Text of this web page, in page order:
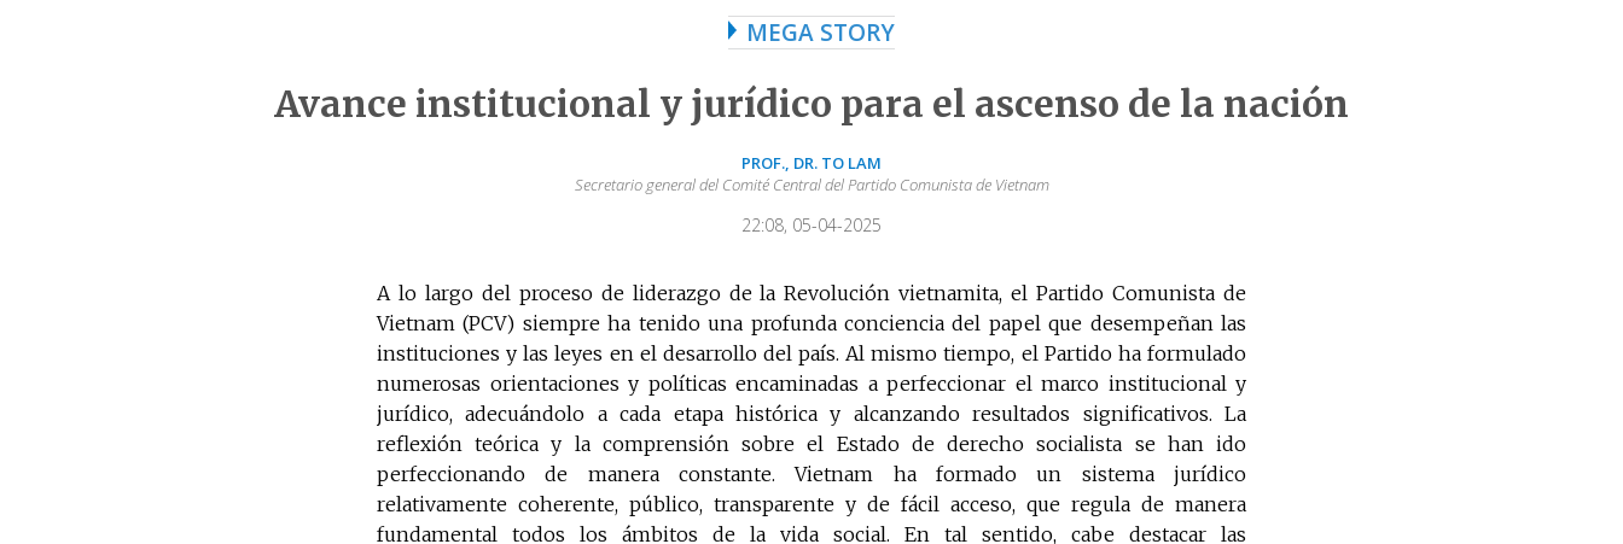
MEGA STORY
Avance institucional y jurídico para el ascenso de la nación
PROF., DR. TO LAM
Secretario general del Comité Central del Partido Comunista de Vietnam
22:08, 05-04-2025
A lo largo del proceso de liderazgo de la Revolución vietnamita, el Partido Comunista de
Vietnam (PCV) siempre ha tenido una profunda conciencia del papel que desempeñan las
instituciones y las leyes en el desarrollo del país. Al mismo tiempo, el Partido ha formulado
numerosas orientaciones y políticas encaminadas a perfeccionar el marco institucional y
jurídico, adecuándolo a cada etapa histórica y alcanzando resultados significativos. La
reflexión teórica y la comprensión sobre el Estado de derecho socialista se han ido
perfeccionando de manera constante. Vietnam ha formado un sistema jurídico
relativamente coherente, público, transparente y de fácil acceso, que regula de manera
fundamental todos los ámbitos de la vida social. En tal sentido, cabe destacar las